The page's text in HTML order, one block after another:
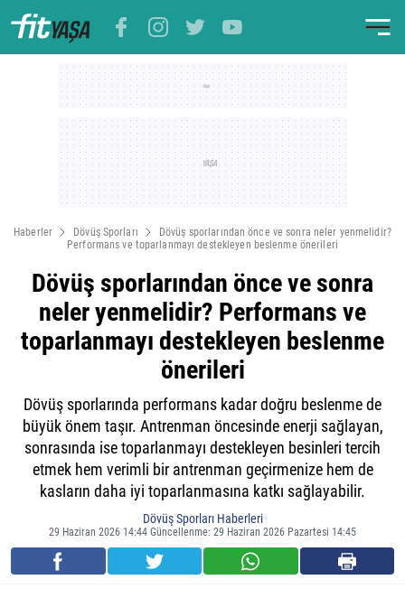
Haberler Dövüş Sporları
Dövüş sporlarından önce ve sonra neler yenmelidir?
Performans ve toparlanmayı destekleyen beslenme önerileri
Dövüş sporlarından önce ve sonra
neler yenmelidir? Performans ve
toparlanmayı destekleyen beslenme
önerileri
Dövüş sporlarında performans kadar doğru beslenme de
büyük önem taşır. Antrenman öncesinde enerji sağlayan,
sonrasında ise toparlanmayı destekleyen besinleri tercih
etmek hem verimli bir antrenman geçirmenize hem de
kasların daha iyi toparlanmasına katkı sağlayabilir.
Dövüş Sporları Haberleri
29 Haziran 2026 14:44 Güncellenme: 29 Haziran 2026 Pazartesi 14:45